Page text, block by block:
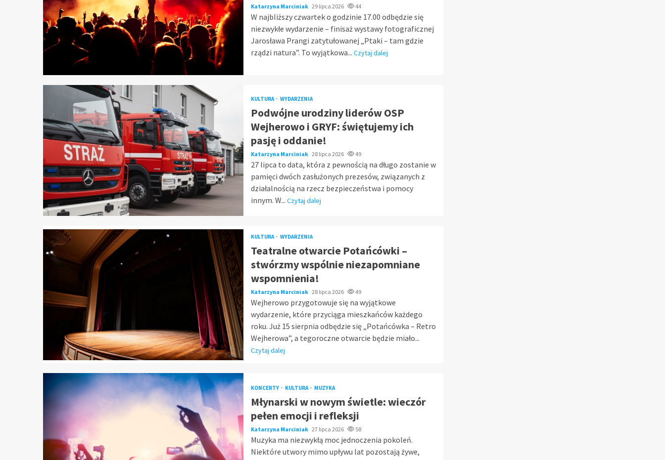
Katarzyna Marciniak 29 lipca 2026 44
W najbliższy czwartek o godzinie 17.00 odbędzie się
niezwykłe wydarzenie – finisaż wystawy fotograficznej
Jarosława Prangi zatytułowanej „Ptaki – tam gdzie
rządzi natura”. To wyjątkowa... Czytaj dalej
KULTURA WYDARZENIA
Podwójne urodziny liderów OSP
Wejherowo i GRYF: świętujemy ich
pasję i oddanie!
Katarzyna Marciniak 28 lipca 2026 49
27 lipca to data, która z pewnością na długo zostanie w
pamięci dwóch zasłużonych prezesów, związanych z
działalnością na rzecz bezpieczeństwa i pomocy
innym. W... Czytaj dalej
KULTURA WYDARZENIA
Teatralne otwarcie Potańcówki –
stwórzmy wspólnie niezapomniane
wspomnienia!
Katarzyna Marciniak 28 lipca 2026 49
Wejherowo przygotowuje się na wyjątkowe
wydarzenie, które przyciąga mieszkańców każdego
roku. Już 15 sierpnia odbędzie się „Potańcówka – Retro
Wejherowa”, a tegoroczne otwarcie będzie miało...
Czytaj dalej
KONCERTY KULTURA MUZYKA
Młynarski w nowym świetle: wieczór
pełen emocji i refleksji
Katarzyna Marciniak 27 lipca 2026 58
Muzyka ma niezwykłą moc jednoczenia pokoleń.
Niektóre utwory mimo upływu lat pozostają żywe,